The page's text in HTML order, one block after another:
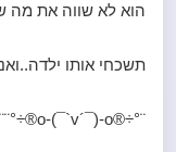
הוא לא שווה את מה
תשכחי אותו
¨°÷®o-(¯`v´¯)-o®÷°¨¨¨°÷®o-(¯`v´¯)-o®÷°¨¨¨°